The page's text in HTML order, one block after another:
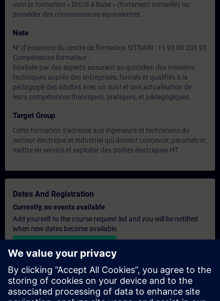
suivi la formation « DIGSI 4 Base » (fortement conseillé) ou
posséder des connaissances équivalentes.
Note
N° d’existence du centre de formation SITRAIN : 11 93 00 205 93
Compétences formateur :
Réalisée par des experts assurant au quotidien des missions
techniques auprès des entreprises, formés et qualifiés à la
pédagogie des adultes avec un suivi et une actualisation de
leurs compétences théoriques, pratiques, et pédagogiques.
Target Group
Cette formation s’adresse aux ingénieurs et techniciens du
secteur électrique et industriel qui doivent concevoir, paramétrer,
mettre en service et exploiter des postes électriques HT.
Dates And Registration
Currently, no events available
Add yourself to the course request list and you will be notified
when new dates become available.
Personalised Quotation